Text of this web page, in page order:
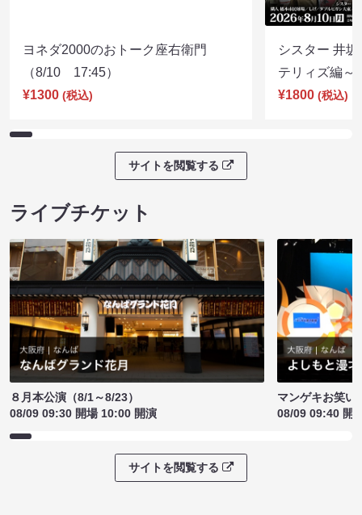
ヨネダ2000のおトーク座右衛門
（8/10 17:45）
¥1300 (税込)
シスター 井
テリィズ編
¥1800 (税込)
サイトを閲覧する
ライブチケット
８月本公演（8/1～8/23）
08/09 09:30 開場 10:00 開演
マンゲキお笑い
08/09 09:40 開
サイトを閲覧する